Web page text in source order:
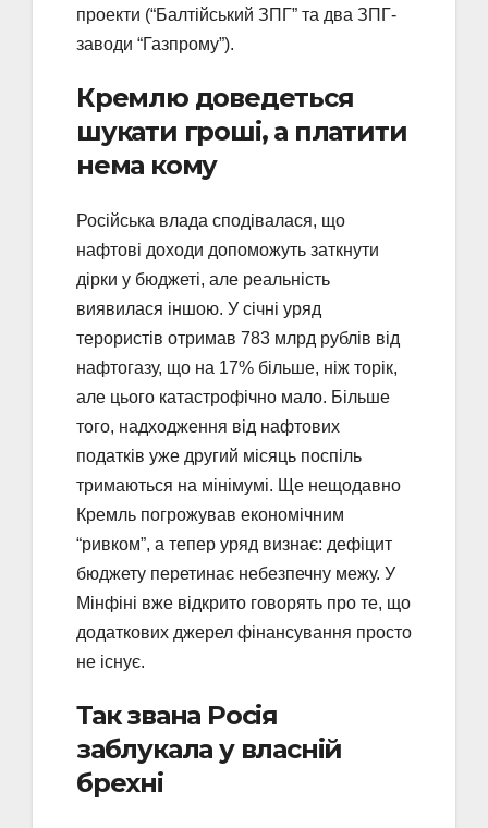
проекти (“Балтійський ЗПГ” та два ЗПГ-
заводи “Газпрому”).
Кремлю доведеться
шукати гроші, а платити
нема кому
Російська влада сподівалася, що
нафтові доходи допоможуть заткнути
дірки у бюджеті, але реальність
виявилася іншою. У січні уряд
терористів отримав 783 млрд рублів від
нафтогазу, що на 17% більше, ніж торік,
але цього катастрофічно мало. Більше
того, надходження від нафтових
податків уже другий місяць поспіль
тримаються на мінімумі. Ще нещодавно
Кремль погрожував економічним
“ривком”, а тепер уряд визнає: дефіцит
бюджету перетинає небезпечну межу. У
Мінфіні вже відкрито говорять про те, що
додаткових джерел фінансування просто
не існує.
Так звана Росія
заблукала у власній
брехні